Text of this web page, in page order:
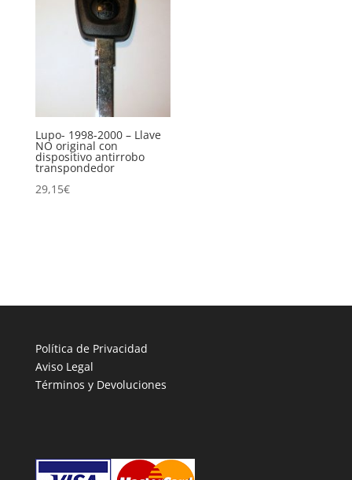
Lupo- 1998-2000 – Llave
NO original con
dispositivo antirrobo
transpondedor
29,15€
Política de Privacidad
Aviso Legal
Términos y Devoluciones